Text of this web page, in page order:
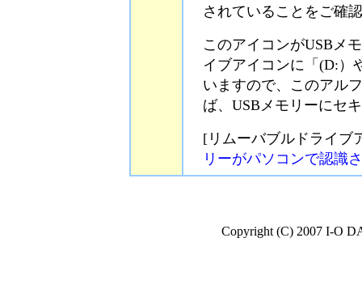
されていることをご確
このアイコンがUSBメ
イブアイコンに「(D:）
いますので、このアル
ば、USBメモリーにセ
[リムーバブルドライブ
リーがパソコンで認識
Copyright (C) 2007 I-O